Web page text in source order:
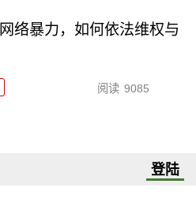
络暴力，如何依法维权与
阅读 9085
登陆